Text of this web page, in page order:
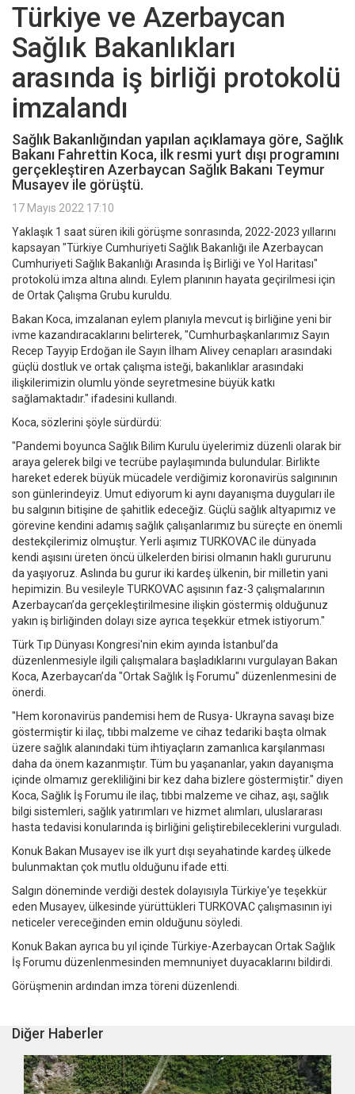
Türkiye ve Azerbaycan
Sağlık Bakanlıkları
arasında iş birliği protokolü
imzalandı
Sağlık Bakanlığından yapılan açıklamaya göre, Sağlık
Bakanı Fahrettin Koca, ilk resmi yurt dışı programını
gerçekleştiren Azerbaycan Sağlık Bakanı Teymur
Musayev ile görüştü.
17 Mayıs 2022 17:10
Yaklaşık 1 saat süren ikili görüşme sonrasında, 2022-2023 yıllarını
kapsayan "Türkiye Cumhuriyeti Sağlık Bakanlığı ile Azerbaycan
Cumhuriyeti Sağlık Bakanlığı Arasında İş Birliği ve Yol Haritası"
protokolü imza altına alındı. Eylem planının hayata geçirilmesi için
de Ortak Çalışma Grubu kuruldu.
Bakan Koca, imzalanan eylem planıyla mevcut iş birliğine yeni bir
ivme kazandıracaklarını belirterek, "Cumhurbaşkanlarımız Sayın
Recep Tayyip Erdoğan ile Sayın İlham Alivey cenapları arasındaki
güçlü dostluk ve ortak çalışma isteği, bakanlıklar arasındaki
ilişkilerimizin olumlu yönde seyretmesine büyük katkı
sağlamaktadır." ifadesini kullandı.
Koca, sözlerini şöyle sürdürdü:
"Pandemi boyunca Sağlık Bilim Kurulu üyelerimiz düzenli olarak bir
araya gelerek bilgi ve tecrübe paylaşımında bulundular. Birlikte
hareket ederek büyük mücadele verdiğimiz koronavirüs salgınının
son günlerindeyiz. Umut ediyorum ki aynı dayanışma duyguları ile
bu salgının bitişine de şahitlik edeceğiz. Güçlü sağlık altyapımız ve
görevine kendini adamış sağlık çalışanlarımız bu süreçte en önemli
destekçilerimiz olmuştur. Yerli aşımız TURKOVAC ile dünyada
kendi aşısını üreten öncü ülkelerden birisi olmanın haklı gururunu
da yaşıyoruz. Aslında bu gurur iki kardeş ülkenin, bir milletin yani
hepimizin. Bu vesileyle TURKOVAC aşısının faz-3 çalışmalarının
Azerbaycan’da gerçekleştirilmesine ilişkin göstermiş olduğunuz
yakın iş birliğinden dolayı size ayrıca teşekkür etmek istiyorum."
Türk Tıp Dünyası Kongresi'nin ekim ayında İstanbul’da
düzenlenmesiyle ilgili çalışmalara başladıklarını vurgulayan Bakan
Koca, Azerbaycan’da "Ortak Sağlık İş Forumu" düzenlenmesini de
önerdi.
"Hem koronavirüs pandemisi hem de Rusya- Ukrayna savaşı bize
göstermiştir ki ilaç, tıbbi malzeme ve cihaz tedariki başta olmak
üzere sağlık alanındaki tüm ihtiyaçların zamanlıca karşılanması
daha da önem kazanmıştır. Tüm bu yaşananlar, yakın dayanışma
içinde olmamız gerekliliğini bir kez daha bizlere göstermiştir." diyen
Koca, Sağlık İş Forumu ile ilaç, tıbbi malzeme ve cihaz, aşı, sağlık
bilgi sistemleri, sağlık yatırımları ve hizmet alımları, uluslararası
hasta tedavisi konularında iş birliğini geliştirebileceklerini vurguladı.
Konuk Bakan Musayev ise ilk yurt dışı seyahatinde kardeş ülkede
bulunmaktan çok mutlu olduğunu ifade etti.
Salgın döneminde verdiği destek dolayısıyla Türkiye'ye teşekkür
eden Musayev, ülkesinde yürüttükleri TURKOVAC çalışmasının iyi
neticeler vereceğinden emin olduğunu söyledi.
Konuk Bakan ayrıca bu yıl içinde Türkiye-Azerbaycan Ortak Sağlık
İş Forumu düzenlenmesinden memnuniyet duyacaklarını bildirdi.
Görüşmenin ardından imza töreni düzenlendi.
Diğer Haberler